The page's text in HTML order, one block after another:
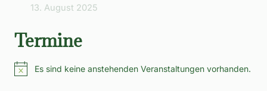
13. August 2025
Termine
HinweisEs sind keine anstehenden Veranstaltungen vorhanden.